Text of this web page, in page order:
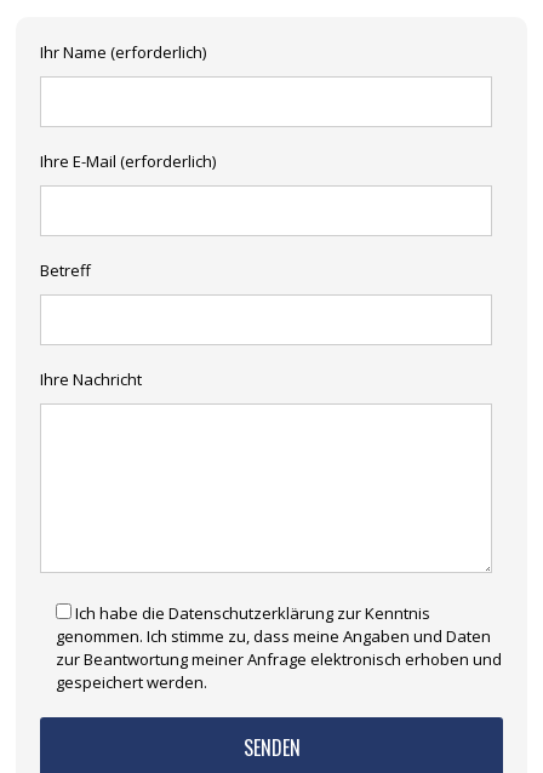
Ihr Name (erforderlich)
Ihre E-Mail (erforderlich)
Betreff
Ihre Nachricht
Ich habe die Datenschutzerklärung zur Kenntnis
genommen. Ich stimme zu, dass meine Angaben und Daten
zur Beantwortung meiner Anfrage elektronisch erhoben und
gespeichert werden.